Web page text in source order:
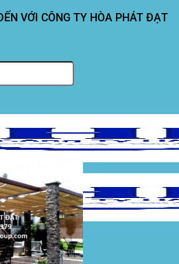
VỚI CÔNG TY HÒA PHÁT ĐẠT